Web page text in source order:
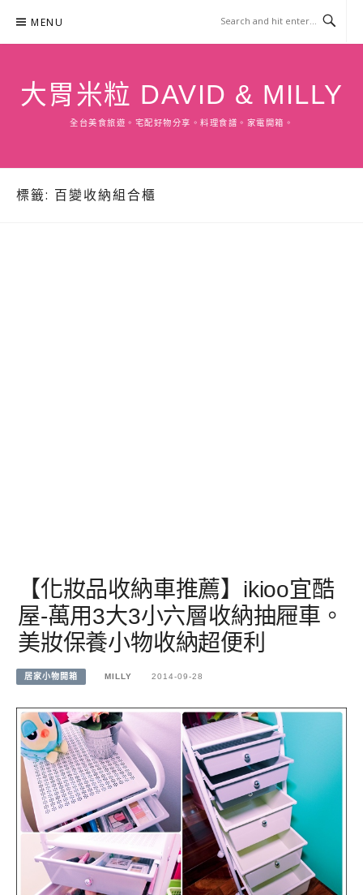
content
MENU
大胃米粒 DAVID & MILLY
全台美食旅遊。宅配好物分享。料理食譜。家電開箱。
標籤: 百變收納組合櫃
【化妝品收納車推薦】ikioo宜酷
屋-萬用3大3小六層收納抽屜車。
美妝保養小物收納超便利
居家小物開箱 MILLY 2014-09-28